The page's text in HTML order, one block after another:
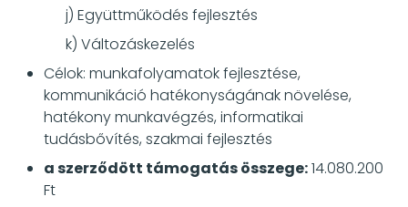
j) Együttműködés fejlesztés
k) Változáskezelés
Célok: munkafolyamatok fejlesztése,
kommunikáció hatékonyságának növelése,
hatékony munkavégzés, informatikai
tudásbővítés, szakmai fejlesztés
a szerződött támogatás összege:14.080.200
Ft